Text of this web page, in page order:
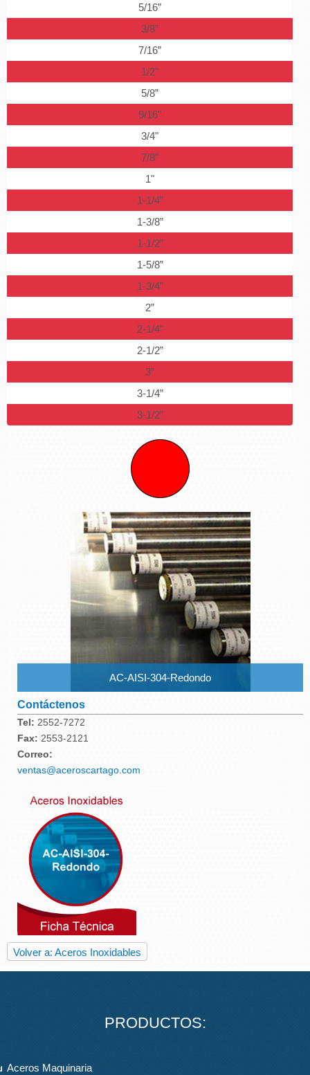
5/16”
3/8”
7/16”
1/2"
5/8”
9/16"
3/4"
7/8"
1"
1-1/4”
1-3/8”
1-1/2”
1-5/8”
1-3/4”
2”
2-1/4"
2-1/2”
3”
3-1/4”
3-1/2”
AC-AISI-304-Redondo
Contáctenos
Tel: 2552-7272
Fax: 2553-2121
Correo:
ventas@aceroscartago.com
Volver a: Aceros Inoxidables
PRODUCTOS:
Aceros Maquinaria